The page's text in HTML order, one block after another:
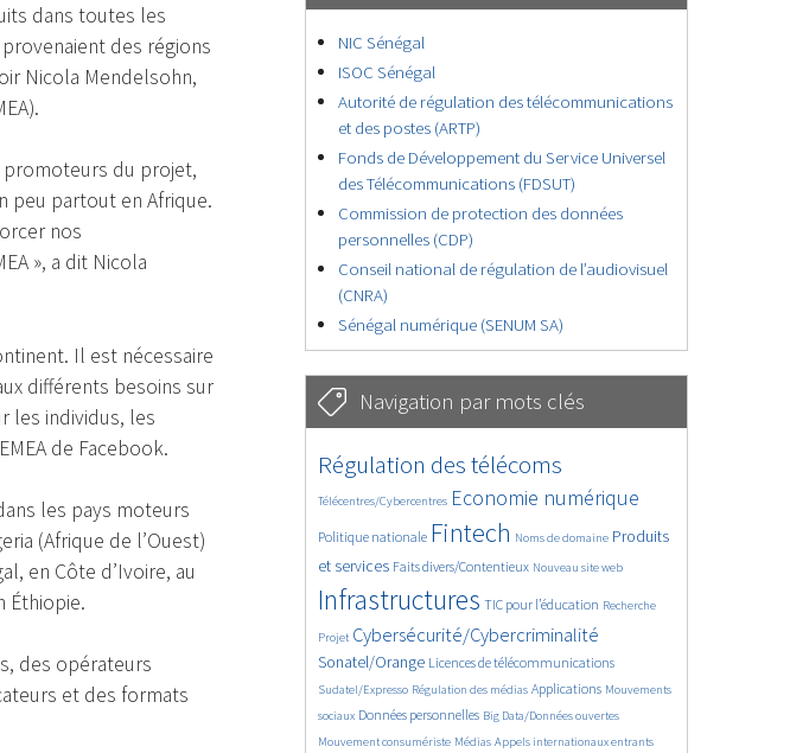
dans toutes les
des régions
Nicola Mendelsohn,
promoteurs du projet,
peu partout en Afrique.
nos
», a dit Nicola
Il est nécessaire
différents besoins sur
les individus, les
de Facebook.
les pays moteurs
(Afrique de l’Ouest)
en Côte d’Ivoire, au
Éthiopie.
des opérateurs
et des formats
NIC Sénégal
ISOC Sénégal
Autorité de régulation des télécommunications
et des postes (ARTP)
Fonds de Développement du Service Universel
des Télécommunications (FDSUT)
Commission de protection des données
personnelles (CDP)
Conseil national de régulation de l’audiovisuel
(CNRA)
Sénégal numérique (SENUM SA)
Navigation par mots clés
4631/5616
Régulation des télécoms
347/5616
Télécentres/Cybercentres
3725/5616 Economie numérique
1849/5616
Politique nationale
5174/5616 Fintech
679/5616
Noms de domaine
2434/5616
Produits
et services
1533/5616 Faits divers/Contentieux
826/5616 Nouveau site web
5616/5616
Infrastructures
1833/5616
TIC pour l’éducation
190/5616
Recherche
243/5616
Projet
3521/5616Cybersécurité/Cybercriminalité
2181/5616
Sonatel/Orange
1605/5616 Licences de télécommunications
299/5616
Sudatel/Expresso
1009/5616 Régulation des médias
1538/5616 Applications
1080/5616
Mouvements
sociaux
1640/5616Données personnelles
142/5616 Big Data/Données ouvertes
598/5616
Mouvement consumériste
370/5616 Médias
642/5616 Appels internationaux entrants
1660/5616